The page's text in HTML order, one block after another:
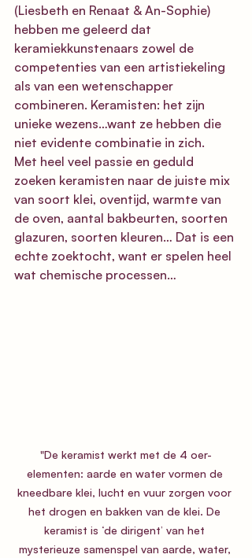
(Liesbeth en Renaat & An-Sophie)
hebben me geleerd dat
keramiekkunstenaars zowel de
competenties van een artistiekeling
als van een wetenschapper
combineren. Keramisten: het zijn
unieke wezens…want ze hebben die
niet evidente combinatie in zich.
Met heel veel passie en geduld
zoeken keramisten naar de juiste mix
van soort klei, oventijd, warmte van
de oven, aantal bakbeurten, soorten
glazuren, soorten kleuren… Dat is een
echte zoektocht, want er spelen heel
wat chemische processen…
"De keramist werkt met de 4 oer-
elementen: aarde en water vormen de
kneedbare klei, lucht en vuur zorgen voor
het drogen en bakken van de klei. De
keramist is ‘de dirigent’ van het
mysterieuze samenspel van aarde, water,